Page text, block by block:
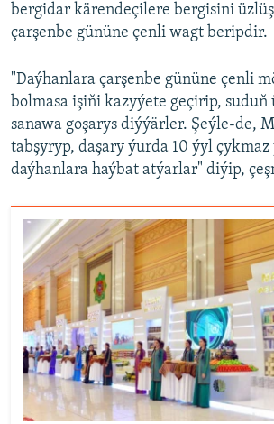
bergidar kärendeçilere bergisini
çarşenbe gününe çenli wagt beripdir.
"Daýhanlara çarşenbe gününe çenli
bolmasa işiňi kazyýete geçirip, suduň
sanawa goşarys diýýärler. Şeýle-de,
tabşyryp, daşary ýurda 10 ýyl
daýhanlara haýbat atýarlar" diýip,